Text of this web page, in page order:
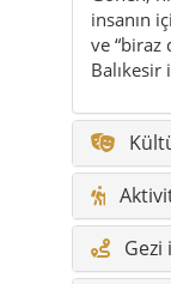
insanın
ve
Balıkesir